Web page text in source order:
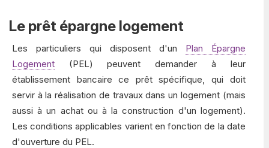
Le prêt épargne logement
Les particuliers qui disposent d'un Plan Épargne
Logement (PEL) peuvent demander à leur
établissement bancaire ce prêt spécifique, qui doit
servir à la réalisation de travaux dans un logement (mais
aussi à un achat ou à la construction d'un logement).
Les conditions applicables varient en fonction de la date
d'ouverture du PEL.